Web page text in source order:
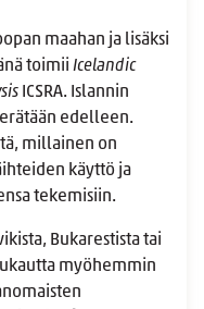
maahan ja lisäksi
toimii Icelandic
ICSRA. Islannin
edelleen.
millainen on
käyttö ja
tekemisiin.
Bukarestista tai
myöhemmin